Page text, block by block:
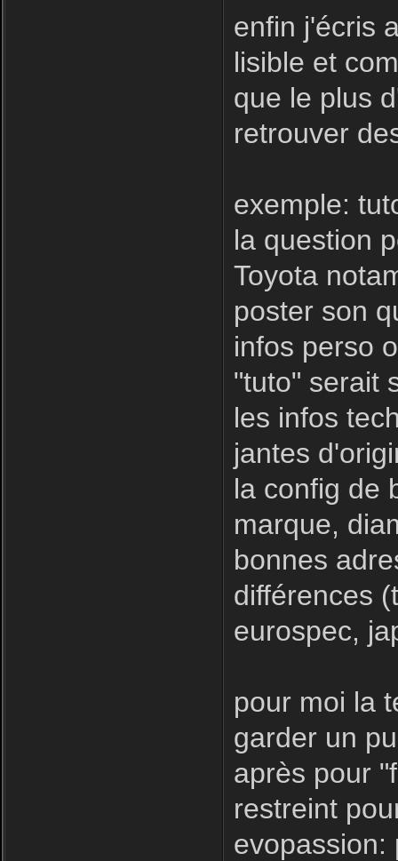
enfin j'écris
lisible et
que le plus
retrouver
exemple:
la question
Toyota
poster son
infos perso
"tuto" serait
les infos
jantes
la config de
marque,
bonnes
différences
eurospec,
pour moi la
garder un
après pour
restreint
evopassion: